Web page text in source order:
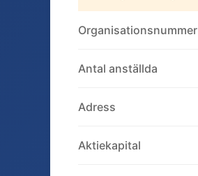
Organisationsnummer
Antal anställda
Adress
Aktiekapital